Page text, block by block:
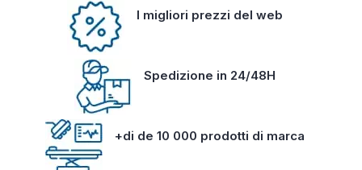
I migliori prezzi del web
Spedizione in 24/48H
+di de 10 000 prodotti di marca